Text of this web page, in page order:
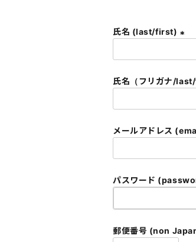
氏名 (last/first)
必
)
氏名（フリガナ/
メールアドレス
パスワード
郵便番号 (non